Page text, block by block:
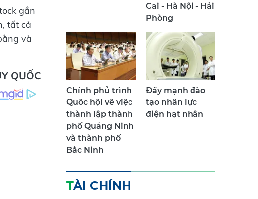
gần
tất cả
và
QUỐC
Cai - Hà Nội - Hải
Phòng
Chính phủ trình
Quốc hội về việc
thành lập thành
phố Quảng Ninh
và thành phố
Bắc Ninh
Đẩy mạnh đào
tạo nhân lực
điện hạt nhân
TÀI CHÍNH